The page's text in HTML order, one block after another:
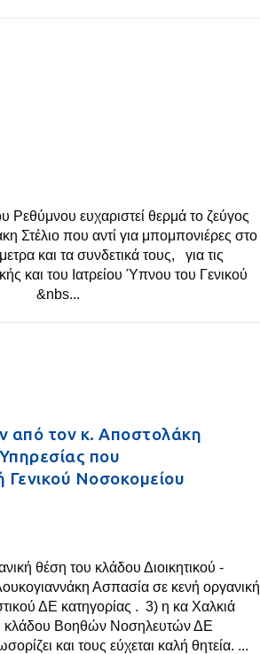
Ρεθύμνου ευχαριστεί θερμά το ζεύγος
Στέλιο που αντί για μπομπονιέρες στο
και τα συνδετικά τους, για τις
και του Ιατρείου Ύπνου του Γενικού
&nbs...
από τον κ. Αποστολάκη
που
Γενικού Νοσοκομείου
θέση του κλάδου Διοικητικού -
Ασπασία σε κενή οργανική
ΔΕ κατηγορίας . 3) η κα Χαλκιά
κλάδου Βοηθών Νοσηλευτών ΔΕ
και τους εύχεται καλή θητεία. ...